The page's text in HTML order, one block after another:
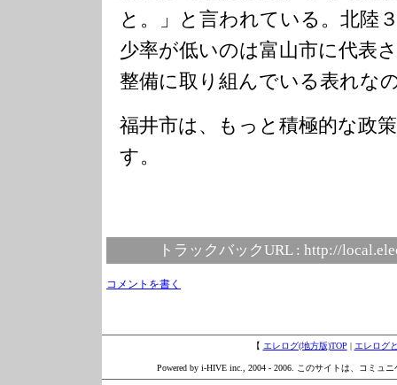
と。」と言われている。北陸
少率が低いのは富山市に代表
整備に取り組んでいる表れな
福井市は、もっと積極的な政
す。
トラックバックURL : http://
コメントを書く
【 エレログ(地方版)TOP | エレログ
Powered by i-HIVE inc., 2004 - 2006. このサイトは、コミュ